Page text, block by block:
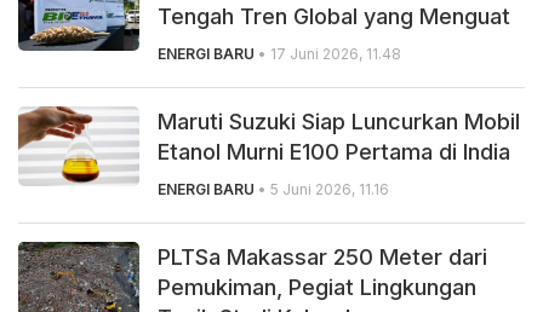
Tengah Tren Global yang Menguat
ENERGI BARU • 17 Juni 2026, 11.48
Maruti Suzuki Siap Luncurkan Mobil
Etanol Murni E100 Pertama di India
ENERGI BARU • 5 Juni 2026, 11.16
PLTSa Makassar 250 Meter dari
Pemukiman, Pegiat Lingkungan